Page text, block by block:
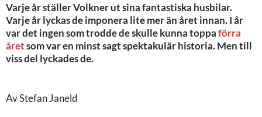
Varje år ställer Volkner ut sina fantastiska husbilar.
Varje år lyckas de imponera lite mer än året innan. I år
var det ingen som trodde de skulle kunna toppaförra
åretsom var en minst sagt spektakulär historia. Men till
viss del lyckades de.
Av Stefan Janeld